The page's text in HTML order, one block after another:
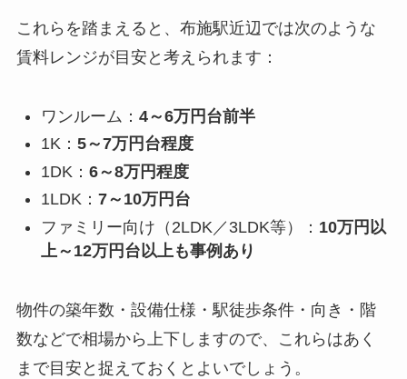
これらを踏まえると、布施駅近辺では次のような
賃料レンジが目安と考えられます：
ワンルーム： 4～6万円台前半
1K： 5～7万円台程度
1DK： 6～8万円程度
1LDK： 7～10万円台
ファミリー向け（2LDK／3LDK等）： 10万円以
上～12万円台以上も事例あり
物件の築年数・設備仕様・駅徒歩条件・向き・階
数などで相場から上下しますので、これらはあく
まで目安と捉えておくとよいでしょう。